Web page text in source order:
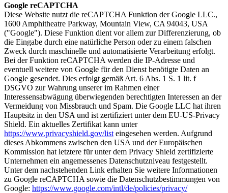
Google reCAPTCHA
Diese Website nutzt die reCAPTCHA Funktion der Google LLC.,
1600 Amphitheatre Parkway, Mountain View, CA 94043, USA
("Google"). Diese Funktion dient vor allem zur Differenzierung, ob
die Eingabe durch eine natürliche Person oder zu einem falschen
Zweck durch maschinelle und automatisierte Verarbeitung erfolgt.
Bei der Funktion reCAPTCHA werden die IP-Adresse und
eventuell weitere von Google für den Dienst benötigte Daten an
Google gesendet. Dies erfolgt gemäß Art. 6 Abs. 1 S. 1 lit. f
DSGVO zur Wahrung unserer im Rahmen einer
Interessensabwägung überwiegenden berechtigten Interessen an der
Vermeidung von Missbrauch und Spam. Die Google LLC hat ihren
Hauptsitz in den USA und ist zertifiziert unter dem EU-US-Privacy
Shield. Ein aktuelles Zertifikat kann unter
https://www.privacyshield.gov/list eingesehen werden. Aufgrund
dieses Abkommens zwischen den USA und der Europäischen
Kommission hat letztere für unter dem Privacy Shield zertifizierte
Unternehmen ein angemessenes Datenschutzniveau festgestellt.
Unter dem nachstehenden Link erhalten Sie weitere Informationen
zu Google reCAPTCHA sowie die Datenschutzbestimmungen von
Google: https://www.google.com/intl/de/policies/privacy/